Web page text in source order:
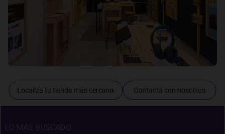
Localiza tu tienda más cercana Contacta con nosotros